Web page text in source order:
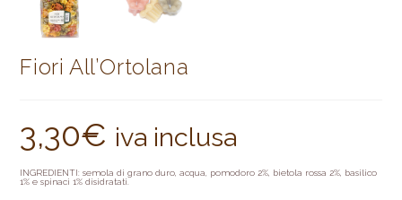
Fiori All’Ortolana
3,30€ iva inclusa
INGREDIENTI: semola di grano duro, acqua, pomodoro 2%, bietola rossa 2%, basilico
1% e spinaci 1% disidratati.